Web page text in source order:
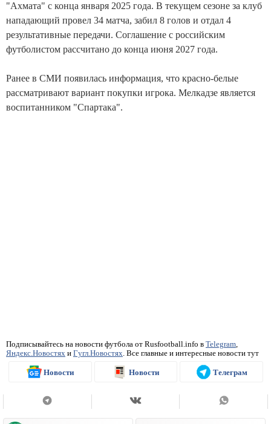
"Ахмата" с конца января 2025 года. В текущем сезоне за клуб
нападающий провел 34 матча, забил 8 голов и отдал 4
результативные передачи. Соглашение с российским
футболистом рассчитано до конца июня 2027 года.
Ранее в СМИ появилась информация, что красно-белые
рассматривают вариант покупки игрока. Мелкадзе является
воспитанником "Спартака".
Подписывайтесь на новости футбола от Rusfootball.info в Telegram,
Яндекс.Новостях и Гугл.Новостях. Все главные и интересные новости тут
Новости Новости Телеграм